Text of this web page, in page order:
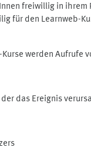
freiwillig in
für den Learnweb-
werden Aufrufe
das Ereignis